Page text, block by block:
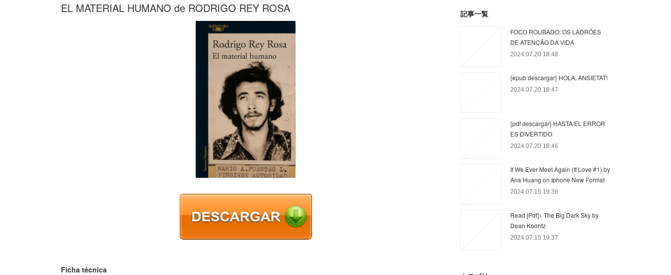
EL MATERIAL HUMANO de RODRIGO REY ROSA
Ficha técnica
記事一覧
FOCO ROUBADO: OS LADRÕES
DE ATENÇÃO DA VIDA
2024.07.20 18:48
{epub descargar} HOLA, ANSIETAT!
2024.07.20 18:47
{pdf descargar} HASTA EL ERROR
ES DIVERTIDO
2024.07.20 18:46
If We Ever Meet Again (If Love #1) by
Ana Huang on Iphone New Format
2024.07.15 19:38
Read [Pdf]> The Big Dark Sky by
Dean Koontz
2024.07.15 19:37